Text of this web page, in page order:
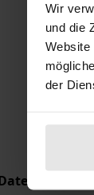
Wir
und die
Website
der1